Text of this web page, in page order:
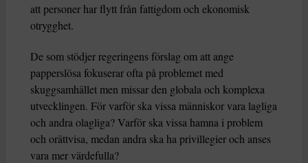
att personer har flytt från fattigdom och ekonomisk
otrygghet.
De som stödjer regeringens förslag om att ange
papperslösa fokuserar ofta på problemet med
skuggsamhället men missar den globala och komplexa
utvecklingen. För varför ska vissa människor vara lagliga
och andra olagliga? Varför ska vissa hamna i problem
och orättvisa, medan andra ska ha privillegier och anses
vara mer värdefulla?